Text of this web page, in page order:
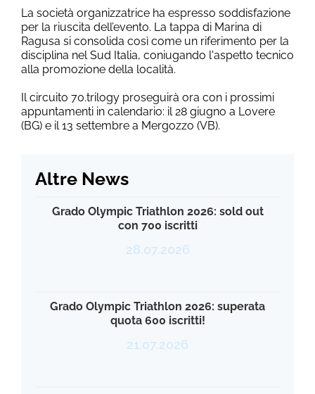
La società organizzatrice ha espresso soddisfazione
per la riuscita dell’evento. La tappa di Marina di
Ragusa si consolida così come un riferimento per la
disciplina nel Sud Italia, coniugando l'aspetto tecnico
alla promozione della località.
Il circuito 70.trilogy proseguirà ora con i prossimi
appuntamenti in calendario: il 28 giugno a Lovere
(BG) e il 13 settembre a Mergozzo (VB).
Altre News
Grado Olympic Triathlon 2026: sold out
con 700 iscritti
28.07.2026
Grado Olympic Triathlon 2026: superata
quota 600 iscritti!
21.07.2026